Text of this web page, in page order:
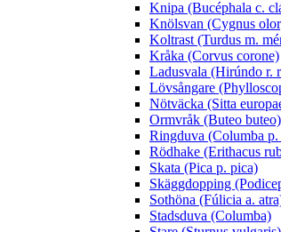
Knipa (Bucéphala c.
Knölsvan (Cygnus
Koltrast (Turdus m.
Kråka (Corvus corone)
Ladusvala (Hirúndo r.
Lövsångare
Nötväcka (Sitta
Ormvråk (Buteo buteo)
Ringduva (Columba p.
Rödhake (Erithacus
Skata (Pica p. pica)
Skäggdopping
Sothöna (Fúlicia a.
Stadsduva (Columba)